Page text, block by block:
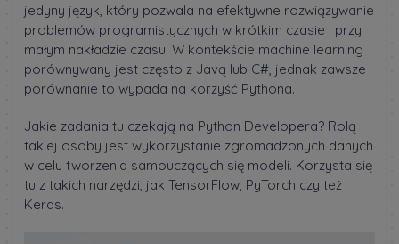
jedyny język, który pozwala na efektywne rozwiązywanie
problemów programistycznych w krótkim czasie i przy
małym nakładzie czasu. W kontekście machine learning
porównywany jest często z Javą lub C#, jednak zawsze
porównanie to wypada na korzyść Pythona.
Jakie zadania tu czekają na Python Developera? Rolą
takiej osoby jest wykorzystanie zgromadzonych danych
w celu tworzenia samouczących się modeli. Korzysta się
tu z takich narzędzi, jak TensorFlow, PyTorch czy też
Keras.